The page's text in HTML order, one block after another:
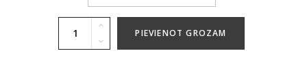
PIEVIENOT GROZAM